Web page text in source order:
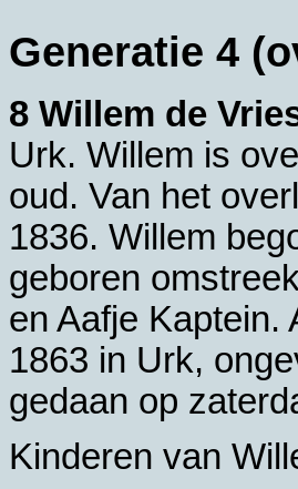
Generatie 4
8 Willem de
Urk. Willem is
oud. Van het
1836. Willem
geboren
en Aafje Kaptein.
1863 in Urk,
gedaan op
Kinderen van